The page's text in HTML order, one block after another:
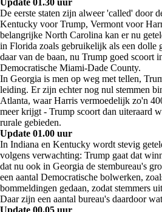
Update 01.30 uur
De eerste staten zijn alweer 'called' door
Kentucky voor Trump, Vermont voor
belangrijke North Carolina kan er nu
in Florida zoals gebruikelijk als een dolle
daar van de baan, nu Trump goed scoort
Democratische Miami-Dade County.
In Georgia is men op weg met tellen,
leiding. Er zijn echter nog nul stemmen
Atlanta, waar Harris vermoedelijk zo'n
meer krijgt - Trump scoort dan uiteraard
rurale gebieden.
Update 01.00 uur
In Indiana en Kentucky wordt stevig
volgens verwachting: Trump gaat dat
dat nu ook in Georgia de stembureau's
een aantal Democratische bolwerken,
bommeldingen gedaan, zodat stemmers
Daar zijn een aantal bureau's daardoor
Update 00.05 uur